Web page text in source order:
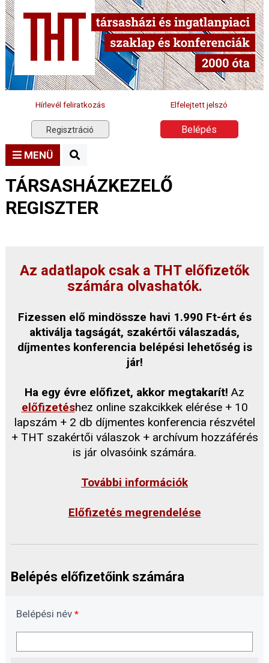
Hírlevél feliratkozás Elfelejtett jelszó
Regisztráció Belépés
MENÜ
TÁRSASHÁZKEZELŐ
REGISZTER
Az adatlapok csak a THT előfizetők
számára olvashatók.
Fizessen elő mindössze havi 1.990 Ft-ért és
aktiválja tagságát, szakértői válaszadás,
díjmentes konferencia belépési lehetőség is
jár!
Ha egy évre előfizet, akkor megtakarít! Az
előfizetéshez online szakcikkek elérése + 10
lapszám + 2 db díjmentes konferencia részvétel
+ THT szakértői válaszok + archívum hozzáférés
is jár olvasóink számára.
További információk
Előfizetés megrendelése
Belépés előfizetőink számára
Belépési név *